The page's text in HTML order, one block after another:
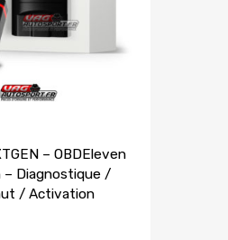
– OBDEleven
Diagnostique /
/ Activation